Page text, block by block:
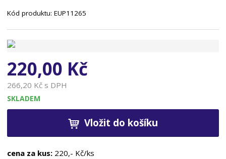
r
Kód produktu:EUP11265
220,00 Kč
266,20 Kč s DPH
SKLADEM
Vložit do košíku
cena za kus: 220,- Kč/ks